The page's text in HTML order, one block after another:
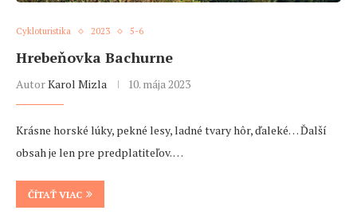
Cykloturistika 2023 5-6
Hrebeňovka Bachurne
AutorKarol Mizla 10. mája 2023
Krásne horské lúky, pekné lesy, ladné tvary hôr, ďaleké… Ďalší
obsah je len pre predplatiteľov. …
ČÍTAŤ VIAC